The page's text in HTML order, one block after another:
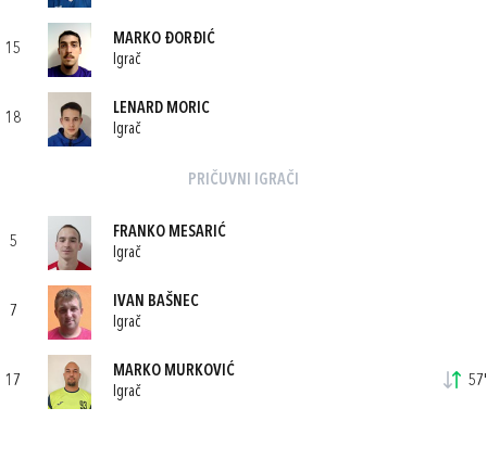
15
MARKO ĐORĐIĆ
Igrač
18
LENARD MORIC
Igrač
PRIČUVNI IGRAČI
5
FRANKO MESARIĆ
Igrač
7
IVAN BAŠNEC
Igrač
17
MARKO MURKOVIĆ
Igrač
57'